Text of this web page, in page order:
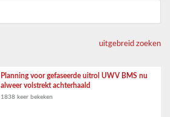
uitgebreid zoeken
Planning voor gefaseerde uitrol UWV BMS nu
alweer volstrekt achterhaald
1838 keer bekeken